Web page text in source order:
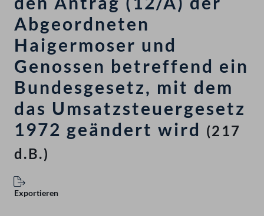
Abgeordneten
Haigermoser und
Genossen betreffend ein
Bundesgesetz, mit dem
das Umsatzsteuergesetz
1972 geändert wird (217
d.B.)
Exportieren